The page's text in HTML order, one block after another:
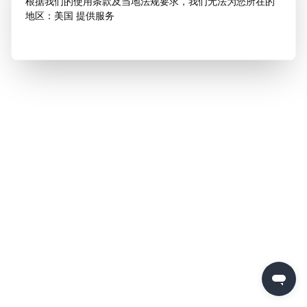
地区：美国 提供服务